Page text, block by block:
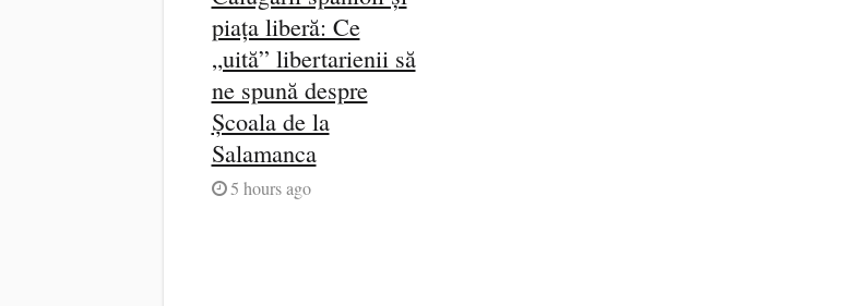
piața liberă: Ce
„uită” libertarienii să
ne spună despre
Școala de la
Salamanca
5 hours ago